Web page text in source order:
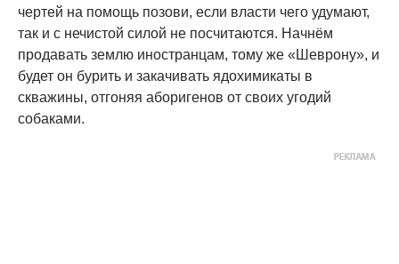
чертей на помощь позови, если власти чего удумают,
так и с нечистой силой не посчитаются. Начнём
продавать землю иностранцам, тому же «Шеврону», и
будет он бурить и закачивать ядохимикаты в
скважины, отгоняя аборигенов от своих угодий
собаками.